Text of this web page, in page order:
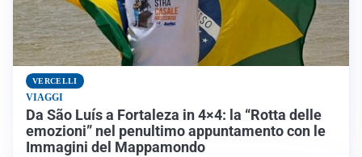
VERCELLI
VIAGGI
Da São Luís a Fortaleza in 4×4: la “Rotta delle
emozioni” nel penultimo appuntamento con le
Immagini del Mappamondo